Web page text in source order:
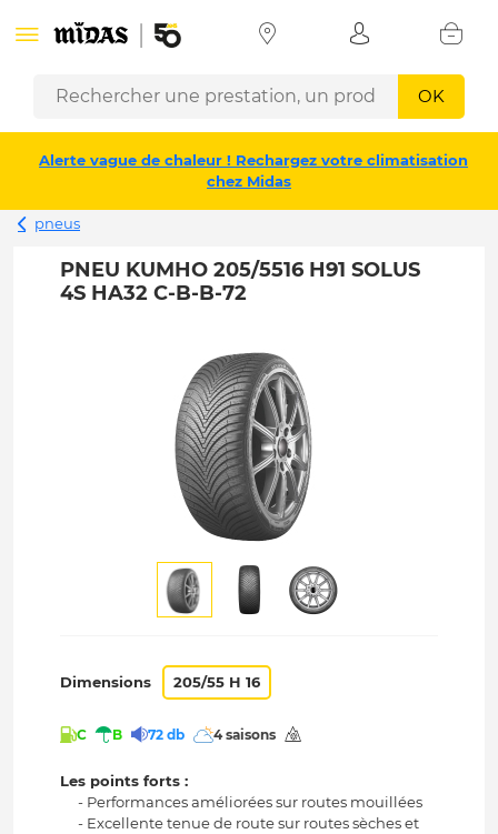
OK
Alerte vague de chaleur ! Rechargez votre climatisation
chez Midas
pneus
PNEU KUMHO 205/5516 H91 SOLUS
4S HA32 C-B-B-72
Dimensions 205/55 H 16
C B 72 db 4 saisons
Les points forts :
- Performances améliorées sur routes mouillées
- Excellente tenue de route sur routes sèches et